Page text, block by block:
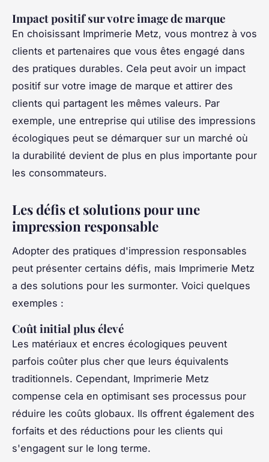
Impact positif sur votre image de marque
En choisissant Imprimerie Metz, vous montrez à vos
clients et partenaires que vous êtes engagé dans
des pratiques durables. Cela peut avoir un impact
positif sur votre image de marque et attirer des
clients qui partagent les mêmes valeurs. Par
exemple, une entreprise qui utilise des impressions
écologiques peut se démarquer sur un marché où
la durabilité devient de plus en plus importante pour
les consommateurs.
Les défis et solutions pour une
impression responsable
Adopter des pratiques d'impression responsables
peut présenter certains défis, mais Imprimerie Metz
a des solutions pour les surmonter. Voici quelques
exemples :
Coût initial plus élevé
Les matériaux et encres écologiques peuvent
parfois coûter plus cher que leurs équivalents
traditionnels. Cependant, Imprimerie Metz
compense cela en optimisant ses processus pour
réduire les coûts globaux. Ils offrent également des
forfaits et des réductions pour les clients qui
s'engagent sur le long terme.